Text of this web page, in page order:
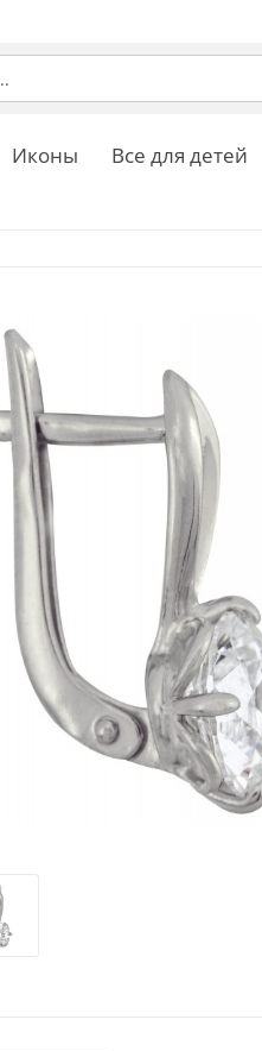
Иконы Все для детей